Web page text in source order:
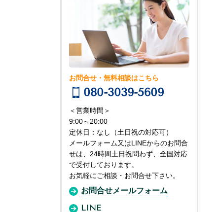
お問合せ・無料相談はこちら
080-3039-5609
＜営業時間＞
9:00～20:00
定休日：なし（土日祝の対応可）
メールフォーム又はLINEからのお問合
せは、24時間土日祝問わず、全国対応
で受付しております。
お気軽にご相談・お問合せ下さい。
お問合せメールフォーム
LINE